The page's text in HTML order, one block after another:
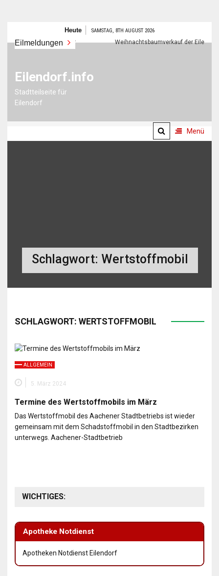
springen
Heute SAMSTAG, 8TH AUGUST 2026
Eilmeldungen
Frohes neues Jahr Weihnachtsbaumverkauf der Eilendorfer
Eilendorf.info
Stadtteilseite für
Eilendorf
Menü
Schlagwort: Wertstoffmobil
SCHLAGWORT: WERTSTOFFMOBIL
ALLGEMEIN
5. März 2024
Termine des Wertstoffmobils im März
Das Wertstoffmobil des Aachener Stadtbetriebs ist wieder
gemeinsam mit dem Schadstoffmobil in den Stadtbezirken
unterwegs. Aachener-Stadtbetrieb
WICHTIGES:
Apotheke Notdienst
Apotheken Notdienst Eilendorf